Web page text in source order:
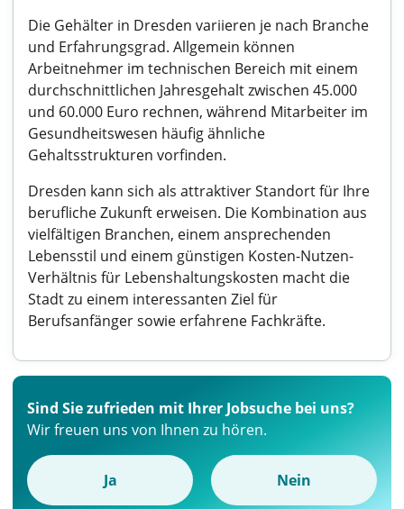
Die Gehälter in Dresden variieren je nach Branche
und Erfahrungsgrad. Allgemein können
Arbeitnehmer im technischen Bereich mit einem
durchschnittlichen Jahresgehalt zwischen 45.000
und 60.000 Euro rechnen, während Mitarbeiter im
Gesundheitswesen häufig ähnliche
Gehaltsstrukturen vorfinden.
Dresden kann sich als attraktiver Standort für Ihre
berufliche Zukunft erweisen. Die Kombination aus
vielfältigen Branchen, einem ansprechenden
Lebensstil und einem günstigen Kosten-Nutzen-
Verhältnis für Lebenshaltungskosten macht die
Stadt zu einem interessanten Ziel für
Berufsanfänger sowie erfahrene Fachkräfte.
Sind Sie zufrieden mit Ihrer Jobsuche bei uns?
Wir freuen uns von Ihnen zu hören.
Ja Nein